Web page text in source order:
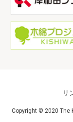
リ
Copyright © 2020 The